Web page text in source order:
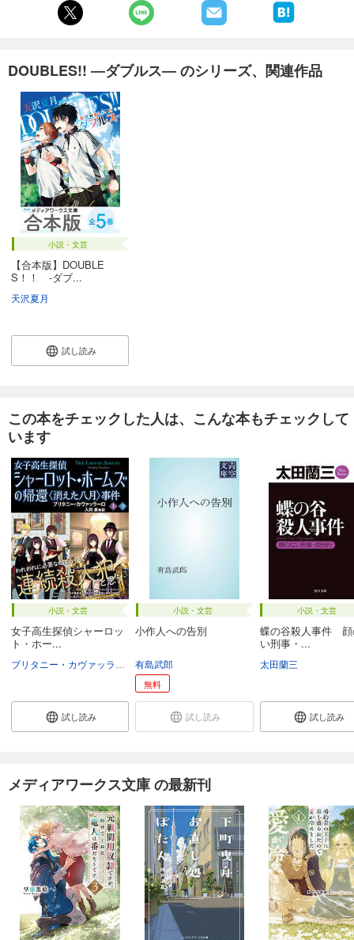
DOUBLES!! ―ダブルス― のシリーズ、関連作品
小説・文芸
【合本版】DOUBLE
S！！ ‐ダブ...
天沢夏月
試し読み
この本をチェックした人は、こんな本もチェックして
います
小説・文芸
女子高生探偵シャーロッ
ト・ホー...
鳴見なる
試し読み
小説・文芸
小作人への告別
有島武郎
無料
試し読み
小説・文芸
蝶の谷殺人事件 顔
い刑事・...
太田蘭三
試し読み
メディアワークス文庫 の最新刊